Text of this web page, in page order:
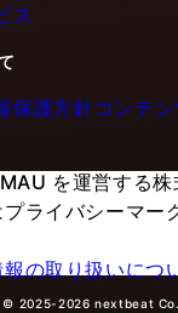
ス
保護方針コンテ
を運営する
ライバシーマー
の取り扱いにつ
© 2025-2026 nextbeat